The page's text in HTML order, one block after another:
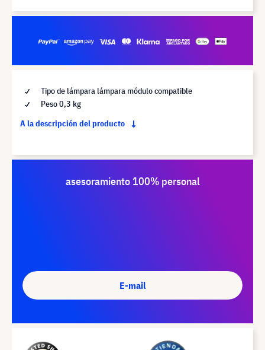
Tipo de lámpara lámpara módulo compatible
Peso 0,3 kg
A la descripción del producto
asesoramiento 100% personal
E-mail